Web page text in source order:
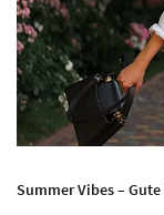
Summer Vibes –